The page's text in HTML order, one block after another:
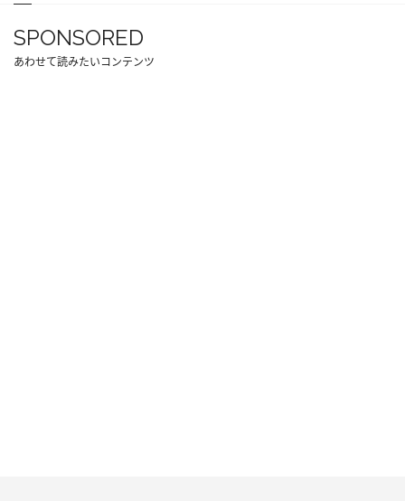
SPONSORED
あわせて読みたいコンテンツ